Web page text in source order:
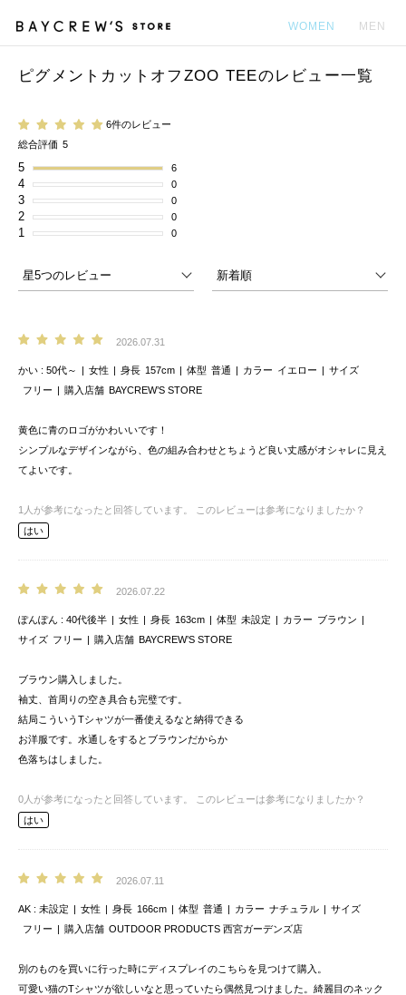
WOMEN MEN
ピグメントカットオフZOO TEEのレビュー一覧
6件のレビュー
総合評価 5
5 6
4 0
3 0
2 0
1 0
2026.07.31
かい 50代～ 女性 身長 157cm 体型 普通 カラー イエロー
サイズ
フリー
購入店舗 BAYCREW’S STORE
黄色に青のロゴがかわいいです！
シンプルなデザインながら、色の組み合わせとちょうど良い丈感がオシャレに見え
てよいです。
1 人が参考になったと回答しています。
このレビューは参考になりましたか？
はい
2026.07.22
ぽんぽん 40代後半 女性 身長 163cm 体型 未設定 カラー ブラウン
サイズ フリー 購入店舗 BAYCREW’S STORE
ブラウン購入しました。
袖丈、首周りの空き具合も完璧です。
結局こういうTシャツが一番使えるなと納得できる
お洋服です。水通しをするとブラウンだからか
色落ちはしました。
0 人が参考になったと回答しています。
このレビューは参考になりましたか？
はい
2026.07.11
AK 未設定 女性 身長 166cm 体型 普通 カラー ナチュラル
サイズ
フリー
購入店舗 OUTDOOR PRODUCTS 西宮ガーデンズ店
別のものを買いに行った時にディスプレイのこちらを見つけて購入。
可愛い猫のTシャツが欲しいなと思っていたら偶然見つけました。綺麗目のネック